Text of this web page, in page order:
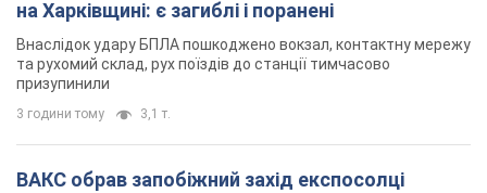
на Харківщині: є загиблі і поранені
Внаслідок удару БПЛА пошкоджено вокзал, контактну мережу
та рухомий склад, рух поїздів до станції тимчасово
призупинили
3 години тому 3,1 т.
ВАКС обрав запобіжний захід експосолці